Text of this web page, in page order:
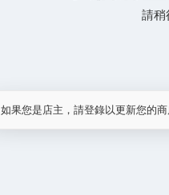
請稍
如果您是店主，請登錄以更新您的商